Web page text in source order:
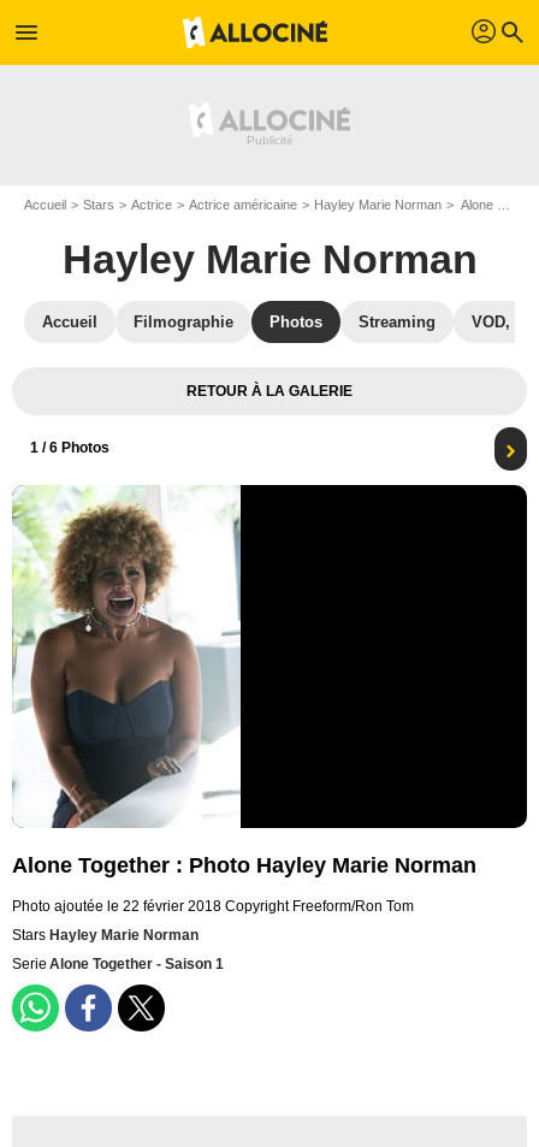
menu profil search
Accueil Stars Actrice Actrice américaine Hayley Marie Norman Alone Together : Photo Hayley Marie Norman
Hayley Marie Norman
Accueil Filmographie Photos Streaming VOD,
RETOUR À LA GALERIE
1 / 6 Photos
Alone Together : Photo Hayley Marie Norman
Photo ajoutée le 22 février 2018 Copyright Freeform/Ron Tom
Stars Hayley Marie Norman
Serie Alone Together - Saison 1